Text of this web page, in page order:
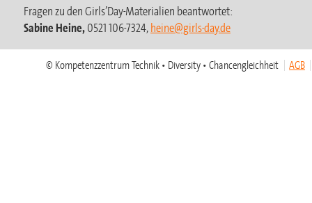
Fragen zu den Girls’Day-Materialien beantwortet:
Sabine Heine,0521 106-7324,heine@girls-day.de
© Kompetenzzentrum Technik • Diversity • Chancengleichheit AGB